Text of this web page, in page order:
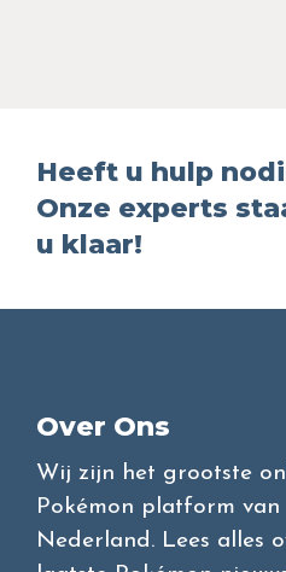
Heeft u hulp
Onze experts
u klaar!
Over Ons
Wij zijn het grootste
Pokémon platform van
Nederland. Lees alles